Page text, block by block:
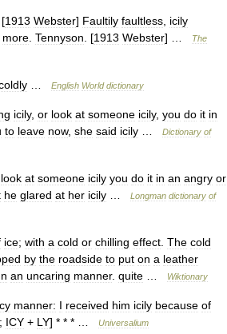
1913 Webster] Faultily faultless icily
more Tennyson . [1913 Webster] …
The
English World dictionary
icily, or look at someone icily, you do it in
to leave now, she said icily Dictionary of
look at someone icily you do it in an angry or
he glared at her icily Longman dictionary of
ice; with a cold or chilling effect The cold
by the roadside to put on a leather
an uncaring manner. quite Wiktionary
manner: I received him icily because of
; ICY + LY] * * * … Universalium